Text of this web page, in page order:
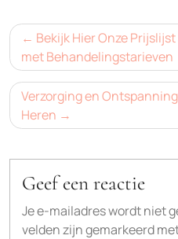
Bericht
navigatie
Bekijk Hier Onze
met Behandelingstarieven
Verzorging en
Heren
Geef een reactie
Je e-mailadres wordt niet
velden zijn gemarkeerd